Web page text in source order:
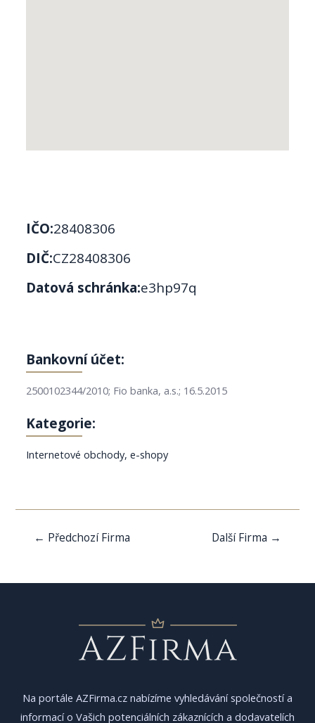
IČO:28408306
DIČ:CZ28408306
Datová schránka:e3hp97q
Bankovní účet:
2500102344/2010; Fio banka, a.s.; 16.5.2015
Kategorie:
Internetové obchody, e-shopy
Navigace
← Předchozí Firma Další Firma →
Na portále AZFirma.cz nabízíme vyhledávání společností a
informací o Vašich potenciálních zákaznících a dodavatelích